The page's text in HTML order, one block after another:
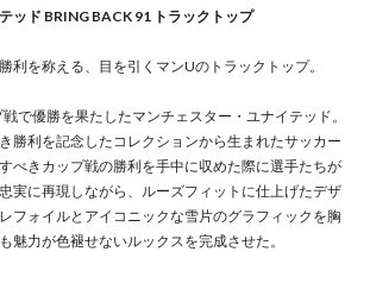
ッド BRING BACK 91 トラックトップ
利を称える、目を引くマンUのトラックトップ。
で優勝を果たしたマンチェスター・ユナイテッド。
勝利を記念したコレクションから生まれたサッカー
べきカップ戦の勝利を手中に収めた際に選手たちが
実に再現しながら、ルーズフィットに仕上げたデザ
フォイルとアイコニックな雪片のグラフィックを胸
魅力が色褪せないルックスを完成させた。